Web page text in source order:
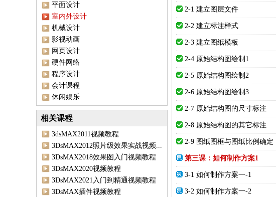
平面设计
室内外设计
机械设计
影视动画
网页设计
硬件网络
程序设计
会计课程
休闲娱乐
相关课程
3dsMAX2011视频教程
3DsMAX2012照片级效果实战视频...
3DsMAX2018效果图入门视频教程
3DsMAX2020视频教程
3DsMAX2021入门到精通视频教程
3DsMAX插件视频教程
2-1 建立图层文件
2-2 建立标注样式
2-3 建立图纸模板
2-4 原始结构图绘制1
2-5 原始结构图绘制2
2-6 原始结构图绘制3
2-7 原始结构图的尺寸标注
2-8 原始结构图的其它标注
2-9 图纸图框与图纸比例确定
第三课：如何制作方案1
3-1 如何制作方案一-1
3-2 如何制作方案一-2